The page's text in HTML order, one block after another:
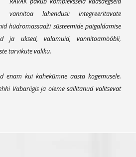
vannitoa lahendusi: integreeritavate
hüdromassaaži süsteemide paigaldamise
ja uksed, valamuid, vannitoamööbli,
tarvikute valiku.
enam kui kahekümne aasta kogemusele.
Vabariigis ja oleme säilitanud valitsevat